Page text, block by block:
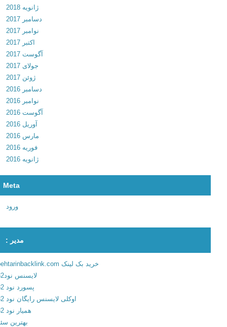
v
i
r
s
3
1
3
.
0
.
3
0
د
آ
ی
ژانویه 2018
دسامبر 2017
نوامبر 2017
آگوست 2017
جولای 2017
ژوئن 2017
دسامبر 2016
نوامبر 2016
آگوست 2016
آوریل 2016
مارس 2016
فوریه 2016
ژانویه 2016
Meta
مدیر :
خرید بک لینک behtarinbacklink.com
لایسنس نود32
پسورد نود 32
اوکلی لایسنس رایگان نود 32
همیار نود 32
بهترین سئو